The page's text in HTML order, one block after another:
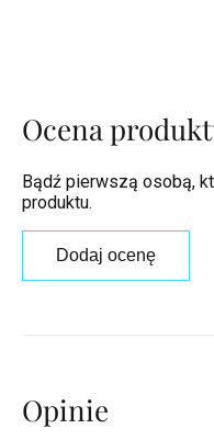
Ocena
Bądź pierwszą osobą,
produktu.
Dodaj ocenę
Opinie